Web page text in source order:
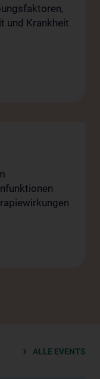
und Krankheit
ALLE EVENTS